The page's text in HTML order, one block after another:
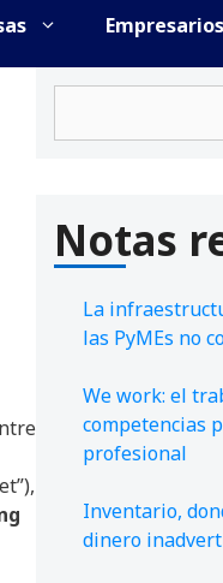
Empresarios
Notas
La
las PyMEs no
We work: el
competencias
profesional
Inventario,
dinero